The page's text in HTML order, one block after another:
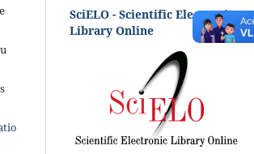
SciELO - Scientific Electronic
Library Online